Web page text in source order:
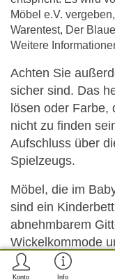
Möbel e.V.
Warentest, Der
Weitere
Achten Sie
sicher sind. Das
lösen oder
nicht zu finden
Aufschluss über
Spielzeugs.
Möbel, die im
sind ein
abnehmbarem
Wickelkommode
ist zunächst
Alter noch nicht
Konto Info